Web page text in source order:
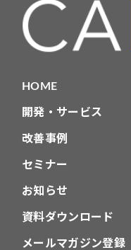
ー
シ
ンHOME
開発・サービス
改善事例
セミナー
お知らせ
資料ダウンロード
メールマガジン登録